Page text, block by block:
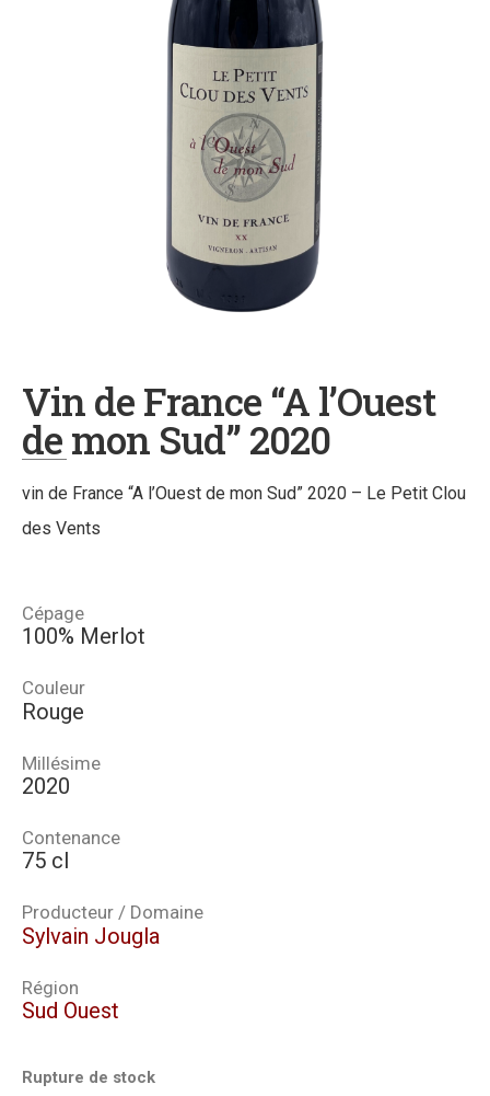
Vin de France “A l’Ouest
de mon Sud” 2020
vin de France “A l’Ouest de mon Sud” 2020 – Le Petit Clou
des Vents
Cépage
100% Merlot
Couleur
Rouge
Millésime
2020
Contenance
75 cl
Producteur / Domaine
Sylvain Jougla
Région
Sud Ouest
Rupture de stock